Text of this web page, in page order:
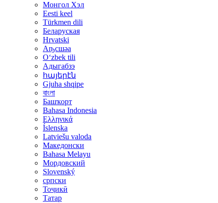
Монгол Хэл
Eesti keel
Türkmen dili
Беларуская
Hrvatski
Аҧсшәа
Oʻzbek tili
Адыгабзэ
հայերէն
Gjuha shqipe
বাংলা
Башҡорт
Bahasa Indonesia
Ελληνικά
Íslenska
Latviešu valoda
Македонски
Bahasa Melayu
Мордовский
Slovenský
српски
Тоҷикӣ
Татар